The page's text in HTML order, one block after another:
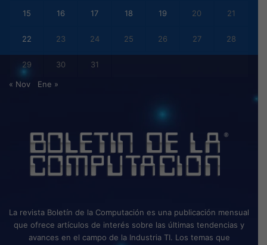
15 16 17 18 19 20 21
22 23 24 25 26 27 28
29 30 31
« Nov Ene »
La revista Boletín de la Computación es una publicación mensual
que ofrece artículos de interés sobre las últimas tendencias y
avances en el campo de la Industria TI. Los temas que